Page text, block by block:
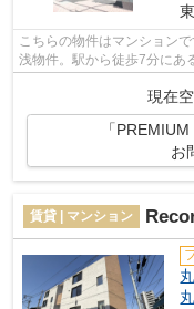
こちらの物件はマンション
浅物件。駅から徒歩7分にあ
す。お部屋探しするなら、
現在
「
お
賃貸 | マンション